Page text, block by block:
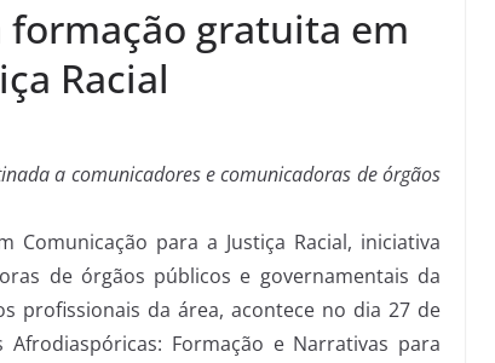
formação gratuita em
Racial
a comunicadores e comunicadoras de órgãos
Comunicação para a Justiça Racial, iniciativa
de órgãos públicos e governamentais da
profissionais da área, acontece no dia 27 de
Formação e Narrativas para